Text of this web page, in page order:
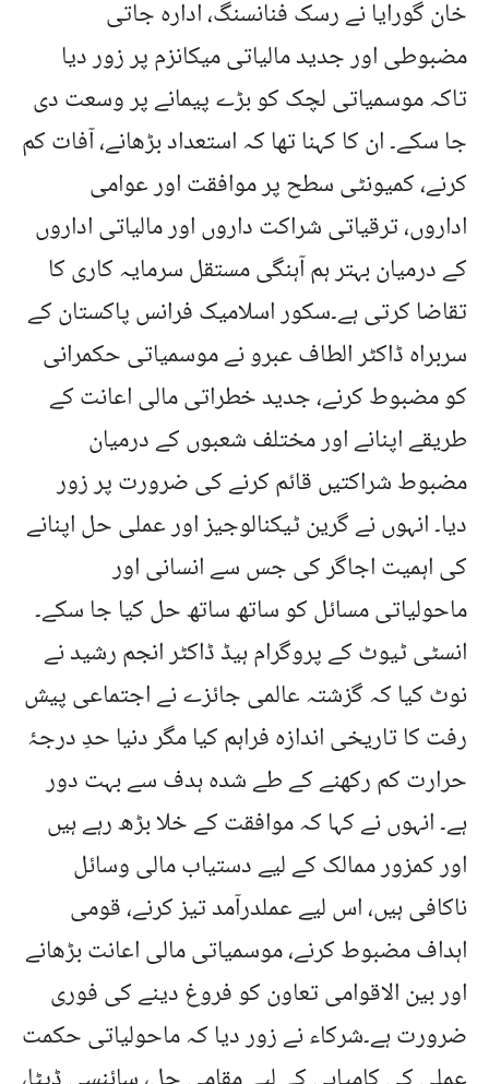
خان گورایا نے رسک فنانسنگ، ادارہ جاتی
مضبوطی اور جدید مالیاتی میکانزم پر زور دیا
تاکہ موسمیاتی لچک کو بڑے پیمانے پر وسعت دی
جا سکے۔ ان کا کہنا تھا کہ استعداد بڑھانے، آفات کم
کرنے، کمیونٹی سطح پر موافقت اور عوامی
اداروں، ترقیاتی شراکت داروں اور مالیاتی اداروں
کے درمیان بہتر ہم آہنگی مستقل سرمایہ کاری کا
تقاضا کرتی ہے۔سکور اسلامیک فرانس پاکستان کے
سربراہ ڈاکٹر الطاف عبرو نے موسمیاتی حکمرانی
کو مضبوط کرنے، جدید خطراتی مالی اعانت کے
طریقے اپنانے اور مختلف شعبوں کے درمیان
مضبوط شراکتیں قائم کرنے کی ضرورت پر زور
دیا۔ انہوں نے گرین ٹیکنالوجیز اور عملی حل اپنانے
کی اہمیت اجاگر کی جس سے انسانی اور
ماحولیاتی مسائل کو ساتھ ساتھ حل کیا جا سکے۔
انسٹی ٹیوٹ کے پروگرام ہیڈ ڈاکٹر انجم رشید نے
نوٹ کیا کہ گزشتہ عالمی جائزے نے اجتماعی پیش
رفت کا تاریخی اندازہ فراہم کیا مگر دنیا حدِ درجۂ
حرارت کم رکھنے کے طے شدہ ہدف سے بہت دور
ہے۔ انہوں نے کہا کہ موافقت کے خلا بڑھ رہے ہیں
اور کمزور ممالک کے لیے دستیاب مالی وسائل
ناکافی ہیں، اس لیے عملدرآمد تیز کرنے، قومی
اہداف مضبوط کرنے، موسمیاتی مالی اعانت بڑھانے
اور بین الاقوامی تعاون کو فروغ دینے کی فوری
ضرورت ہے۔شرکاء نے زور دیا کہ ماحولیاتی حکمت